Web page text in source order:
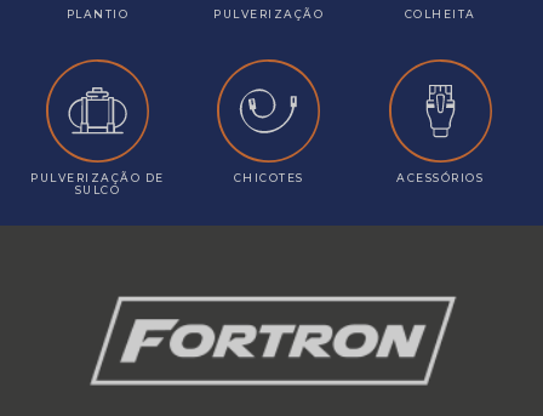
PLANTIO PULVERIZAÇÃO COLHEITA
PULVERIZAÇÃO DE
SULCO
CHICOTES ACESSÓRIOS